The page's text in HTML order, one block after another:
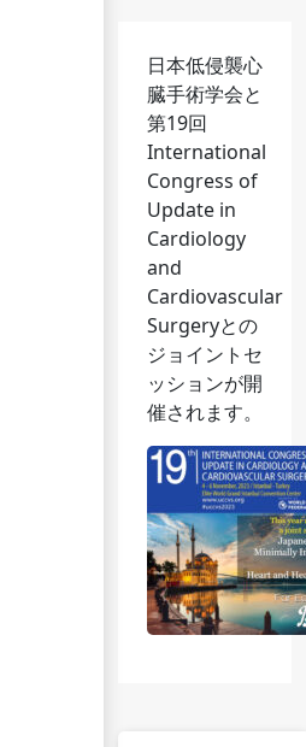
日本低侵襲心
臓手術学会と
第19回
International
Congress of
Update in
Cardiology
and
Cardiovascular
Surgeryとの
ジョイントセ
ッションが開
催されます。